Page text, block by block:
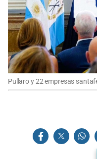
Pullaro y 22 empresas